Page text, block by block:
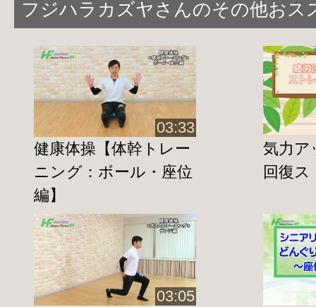
日頃のストレス発散も兼ねて、まずは〇分！と決めて運動を
【首と肩】簡単ストレッチVol.1（1/5）は
【ふくらはぎとアキレス腱】簡単ストレッチVol.1（2/5）はこ
【足の付け根】簡単ストレッチVol.1（3/5）は こちら
【もも裏とおしり】簡単ストレッチVol.1（4/5）は こちら
【胸と背中】簡単ストレッチVol.1（5/5）は
【５セット】簡単ストレッチVol.1（全編）は
フジハラカズヤさんのその他おス
03:33
健康体操【体幹トレー
ニング：ボール・座位
編】
気力
回復
03:05